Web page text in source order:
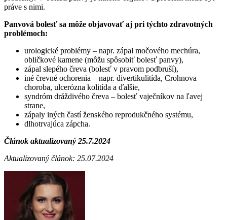
práve s nimi.
Panvová bolesť sa môže objavovať aj pri týchto zdravotných
problémoch:
urologické problémy – napr. zápal močového mechúra,
obličkové kamene (môžu spôsobiť bolesť panvy),
zápal slepého čreva (bolesť v pravom podbruší),
iné črevné ochorenia – napr. divertikulitída, Crohnova
choroba, ulcerózna kolitída a ďalšie,
syndróm dráždivého čreva – bolesť vaječníkov na ľavej
strane,
zápaly iných častí ženského reprodukčného systému,
dlhotrvajúca zápcha.
Článok aktualizovaný 25.7.2024
Aktualizovaný článok: 25.07.2024